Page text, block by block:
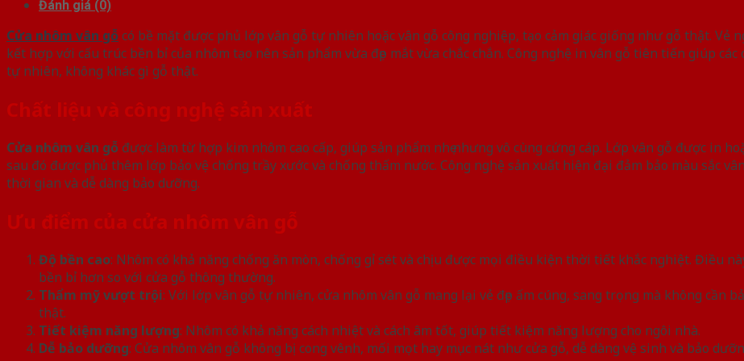
Đánh giá (0)
Cửa nhôm vân gỗcó bề mặt được phủ lớp vân gỗ tự nhiên hoặc vân gỗ công nghiệp, tạo cảm giác giống như gỗ thật. Vẻ
kết hợp với cấu trúc bền bỉ của nhôm tạo nên sản phẩm vừa đẹp mắt vừa chắc chắn. Công nghệ in vân gỗ tiên tiến giúp
tự nhiên, không khác gì gỗ thật.
Chất liệu và công nghệ sản xuất
Cửa nhôm vân gỗ được làm từ hợp kim nhôm cao cấp, giúp sản phẩm nhẹ nhưng vô cùng cứng cáp. Lớp vân gỗ được in
sau đó được phủ thêm lớp bảo vệ chống trầy xước và chống thấm nước. Công nghệ sản xuất hiện đại đảm bảo màu sắc
thời gian và dễ dàng bảo dưỡng.
Ưu điểm của cửa nhôm vân gỗ
Độ bền cao: Nhôm có khả năng chống ăn mòn, chống gỉ sét và chịu được mọi điều kiện thời tiết khắc nghiệt. Điều
bền bỉ hơn so với cửa gỗ thông thường.
Thẩm mỹ vượt trội: Với lớp vân gỗ tự nhiên, cửa nhôm vân gỗ mang lại vẻ đẹp ấm cúng, sang trọng mà không cần
thật.
Tiết kiệm năng lượng: Nhôm có khả năng cách nhiệt và cách âm tốt, giúp tiết kiệm năng lượng cho ngôi nhà.
Dễ bảo dưỡng: Cửa nhôm vân gỗ không bị cong vênh, mối mọt hay mục nát như cửa gỗ, dễ dàng vệ sinh và bảo